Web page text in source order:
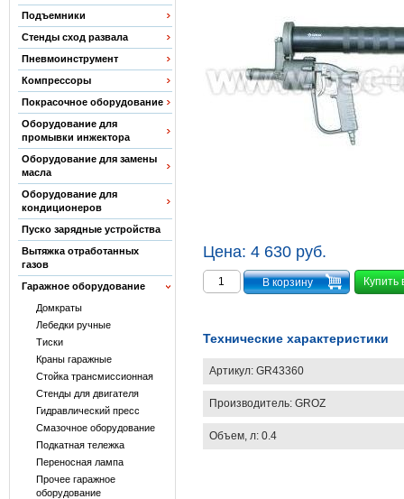
Подъемники
Стенды сход развала
Пневмоинструмент
Компрессоры
Покрасочное оборудование
Оборудование для
промывки инжектора
Оборудование для замены
масла
Оборудование для
кондиционеров
Пуско зарядные устройства
Вытяжка отработанных
газов
Гаражное оборудование
Домкраты
Лебедки ручные
Тиски
Краны гаражные
Стойка трансмиссионная
Стенды для двигателя
Гидравлический пресс
Смазочное оборудование
Подкатная тележка
Переносная лампа
Прочее гаражное
оборудование
Цена: 4 630 руб.
Купить
Технические характеристики
Артикул: GR43360
Производитель: GROZ
Объем, л: 0.4